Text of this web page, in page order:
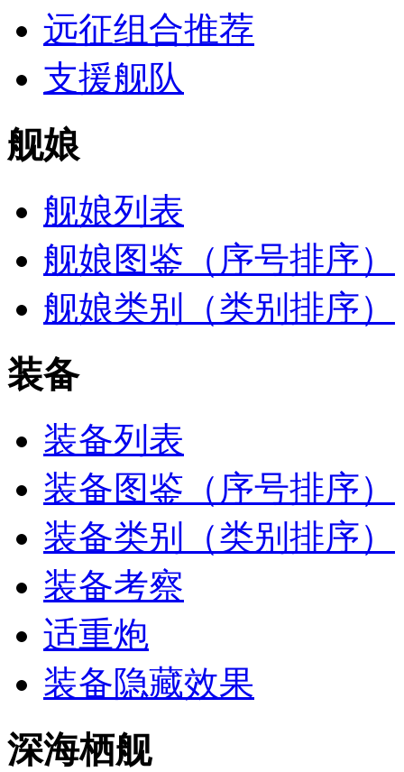
远征组合推荐
支援舰队
舰娘
舰娘列表
舰娘图鉴（序号排序）
舰娘类别（类别排序）
装备
装备列表
装备图鉴（序号排序）
装备类别（类别排序）
装备考察
适重炮
装备隐藏效果
深海栖舰